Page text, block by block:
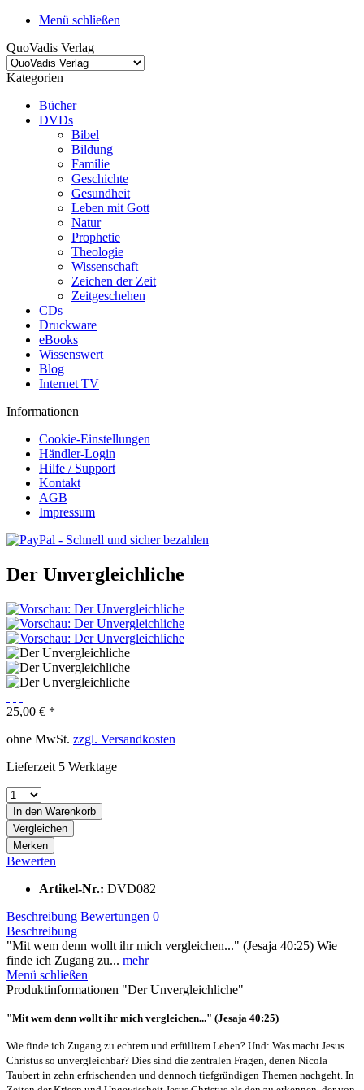
Menü schließen
QuoVadis Verlag
Kategorien
Bücher
DVDs
Bibel
Bildung
Familie
Geschichte
Gesundheit
Leben mit Gott
Natur
Prophetie
Theologie
Wissenschaft
Zeichen der Zeit
Zeitgeschehen
CDs
Druckware
eBooks
Wissenswert
Blog
Internet TV
Informationen
Cookie-Einstellungen
Händler-Login
Hilfe / Support
Kontakt
AGB
Impressum
Der Unvergleichliche
25,00 € *
ohne MwSt. zzgl. Versandkosten
Lieferzeit 5 Werktage
In den Warenkorb
Vergleichen
Merken
Bewerten
Artikel-Nr.: DVD082
Beschreibung Bewertungen 0
Beschreibung
"Mit wem denn wollt ihr mich vergleichen..." (Jesaja 40:25) Wie
finde ich Zugang zu... mehr
Menü schließen
Produktinformationen "Der Unvergleichliche"
"Mit wem denn wollt ihr mich vergleichen..." (Jesaja 40:25)
Wie finde ich Zugang zu echtem und erfülltem Leben? Und: Was macht Jesus
Christus so unvergleichbar? Dies sind die zentralen Fragen, denen Nicola
Taubert in zehn erfrischenden und dennoch tiefgründigen Themen nachgeht. In